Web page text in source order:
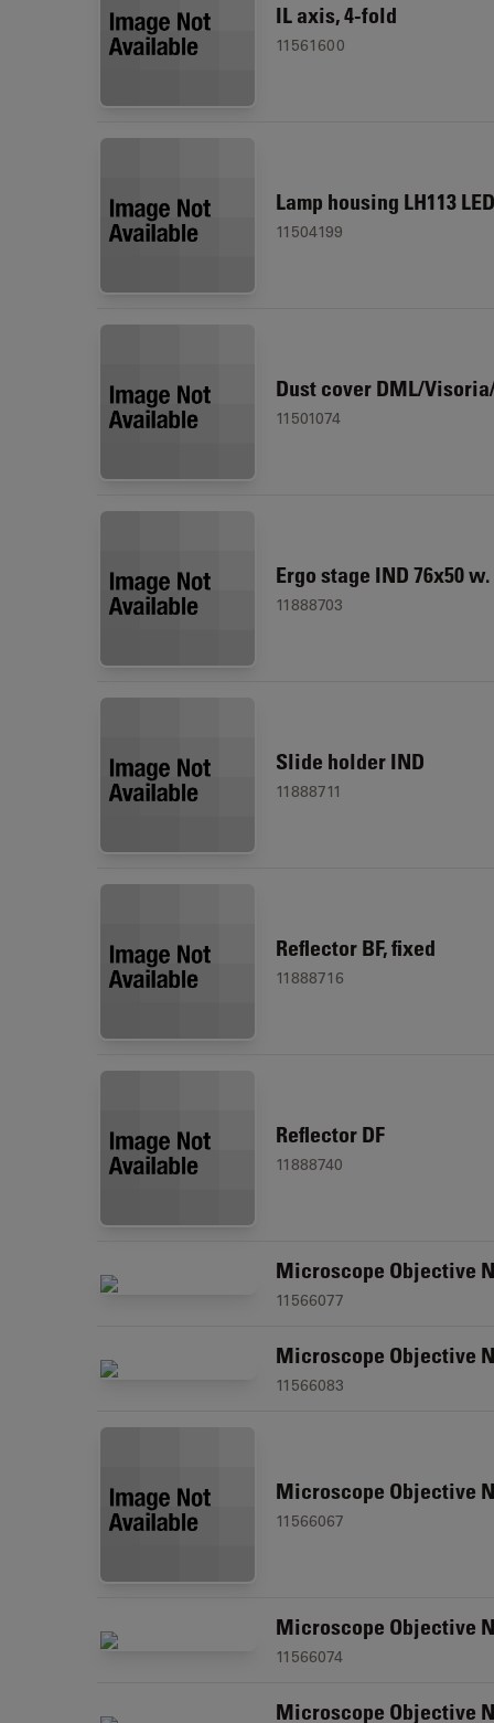
IL axis, 4-fold
11561600
Lamp housing LH113 LED
11504199
Dust cover DML/
11501074
Ergo stage IND 76x50
11888703
Slide holder IND
11888711
Reflector BF, fixed
11888716
Reflector DF
11888740
Microscope Objective N
11566077
Microscope Objective N
11566083
Microscope Objective N
11566067
Microscope Objective N
11566074
Microscope Objective N